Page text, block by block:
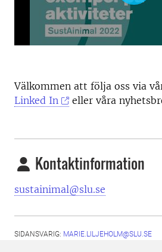
Välkommen att följa oss via
Linked In
eller våra
Kontaktinformation
sustainimal@slu.se
SIDANSVARIG: MARIE.LILJEHOLM@SLU.SE